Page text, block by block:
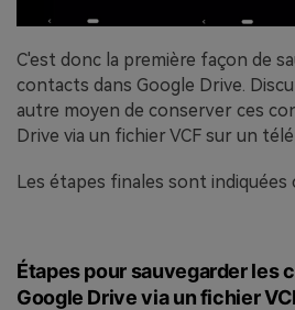
C'est donc la première façon de
contacts dans Google Drive.
autre moyen de conserver ces
Drive via un fichier VCF sur un
Les étapes finales sont indiquées
Étapes pour sauvegarder les
Google Drive via un fichier